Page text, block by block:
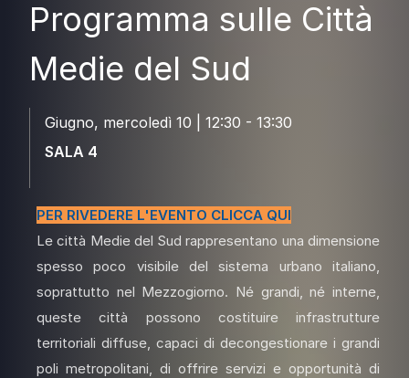
Programma sulle Città
Medie del Sud
Giugno, mercoledì 10 | 12:30 - 13:30
SALA 4
PER RIVEDERE L'EVENTO CLICCA QUI
Le città Medie del Sud rappresentano una dimensione
spesso poco visibile del sistema urbano italiano,
soprattutto nel Mezzogiorno. Né grandi, né interne,
queste città possono costituire infrastrutture
territoriali diffuse, capaci di decongestionare i grandi
poli metropolitani, di offrire servizi e opportunità di